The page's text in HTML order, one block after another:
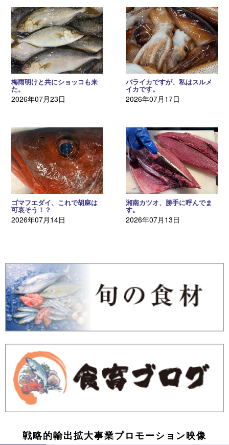
梅雨明けと共にショッコも来
た。
2026年07月23日
バライカですが、私はスルメ
イカです。
2026年07月17日
ゴマフエダイ、これで胡麻は
可哀そう！？
2026年07月14日
湘南カツオ、勝手に呼んでま
す。
2026年07月13日
戦略的輸出拡⼤事業プロモーション映像